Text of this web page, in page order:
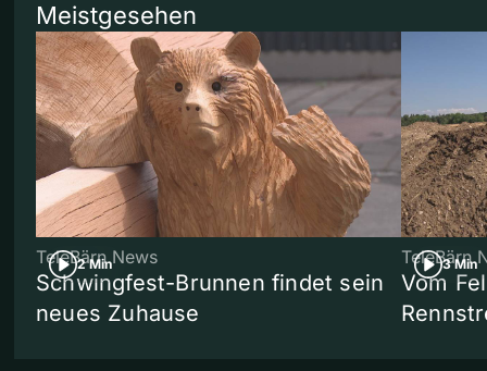
Meistgesehen
2 Min
TeleBärn News
Schwingfest-Brunnen findet sein
neues Zuhause
3 Min
TeleBärn
Vom